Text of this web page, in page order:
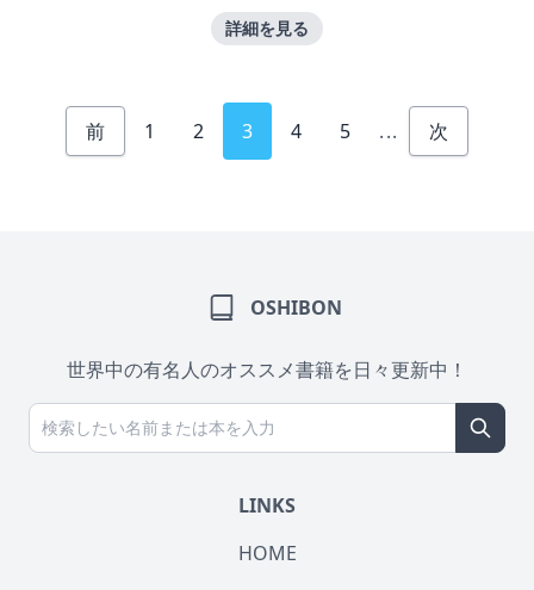
詳細を見る
前 1 2 3 4 5 ... 次
OSHIBON
世界中の有名人のオススメ書籍を日々更新中！
LINKS
HOME